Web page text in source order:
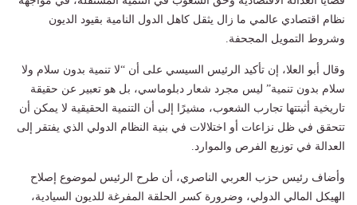
نظام اقتصادي عالمي ما زال يثقل كاهل الدول النامية بقيود الديون
وشروط التمويل المجحفة.
وقال أبو العلا، إن تأكيد الرئيس السيسي على أن “لا تنمية بدون سلام ولا
سلام بدون تنمية” ليس مجرد شعار دبلوماسي، بل هو تعبير عن حقيقة
تاريخية أثبتتها تجارب الشعوب، مشيرًا إلى أن التنمية الحقيقية لا يمكن أن
تتحقق في ظل نزاعات أو اختلالات في بنية النظام الدولي الذي يفتقر إلى
العدالة في توزيع الفرص والموارد.
وأضاف رئيس حزب العربي الناصري، أن طرح الرئيس لموضوع إصلاح
الهيكل المالي الدولي، وضرورة كسر الحلقة المفرغة للديون السيادية،